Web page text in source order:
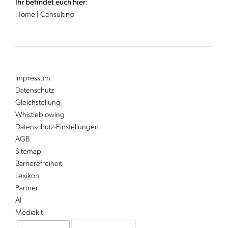
Ihr befindet euch hier:
Home
Consulting
Impressum
Datenschutz
Gleichstellung
Whistleblowing
Datenschutz-Einstellungen
AGB
Sitemap
Barrierefreiheit
Lexikon
Partner
AI
Mediakit